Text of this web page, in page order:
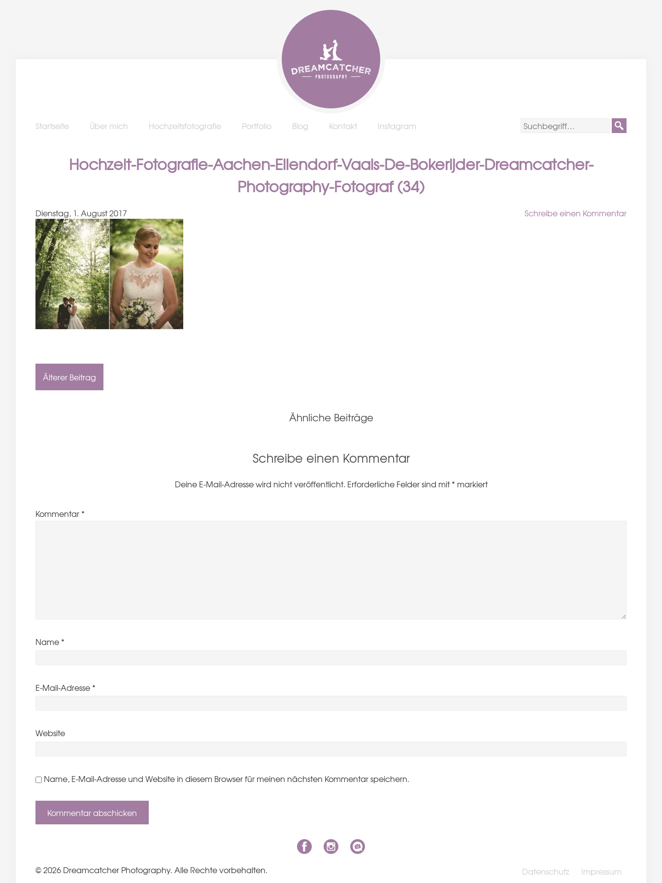
Startseite Über mich Hochzeitsfotografie Portfolio Blog Kontakt Instagram
Hochzeit-Fotografie-Aachen-Eilendorf-Vaals-De-Bokerijder-Dreamcatcher-
Photography-Fotograf (34)
Dienstag, 1. August 2017 Schreibe einen Kommentar
Älterer Beitrag
Ähnliche Beiträge
Schreibe einen Kommentar
Deine E-Mail-Adresse wird nicht veröffentlicht. Erforderliche Felder sind mit* markiert
Kommentar *
Name *
E-Mail-Adresse *
Website
Name, E-Mail-Adresse und Website in diesem Browser für meinen nächsten Kommentar speichern.
© 2026 Dreamcatcher Photography. Alle Rechte vorbehalten. Datenschutz Impressum